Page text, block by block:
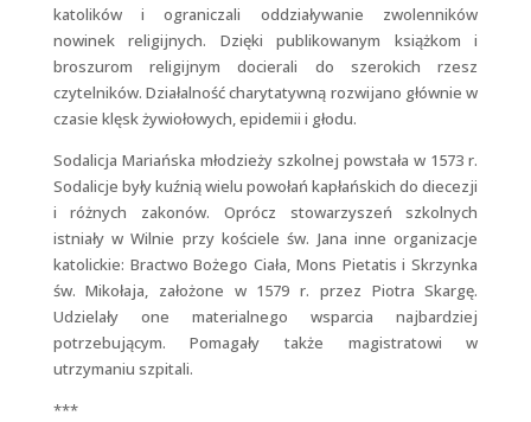
katolików i ograniczali oddziaływanie zwolenników
nowinek religijnych. Dzięki publikowanym książkom i
broszurom religijnym docierali do szerokich rzesz
czytelników. Działalność charytatywną rozwijano głównie w
czasie klęsk żywiołowych, epidemii i głodu.
Sodalicja Mariańska młodzieży szkolnej powstała w 1573 r.
Sodalicje były kuźnią wielu powołań kapłańskich do diecezji
i różnych zakonów. Oprócz stowarzyszeń szkolnych
istniały w Wilnie przy kościele św. Jana inne organizacje
katolickie: Bractwo Bożego Ciała, Mons Pietatis i Skrzynka
św. Mikołaja, założone w 1579 r. przez Piotra Skargę.
Udzielały one materialnego wsparcia najbardziej
potrzebującym. Pomagały także magistratowi w
utrzymaniu szpitali.
***